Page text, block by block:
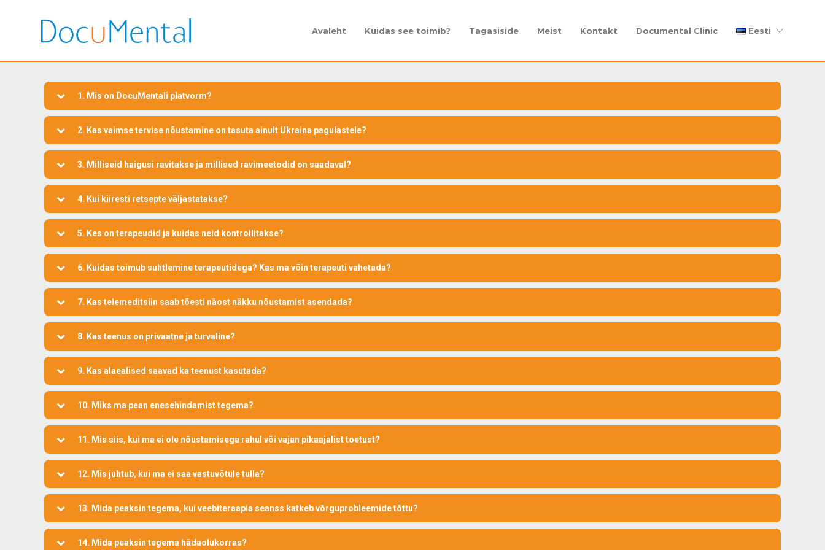
Avaleht Kuidas see toimib? Tagasiside Meist Kontakt Documental Clinic Eesti
1. Mis on DocuMentali platvorm?
2. Kas vaimse tervise nõustamine on tasuta ainult Ukraina pagulastele?
3. Milliseid haigusi ravitakse ja millised ravimeetodid on saadaval?
4. Kui kiiresti retsepte väljastatakse?
5. Kes on terapeudid ja kuidas neid kontrollitakse?
6. Kuidas toimub suhtlemine terapeutidega? Kas ma võin terapeuti vahetada?
7. Kas telemeditsiin saab tõesti näost näkku nõustamist asendada?
8. Kas teenus on privaatne ja turvaline?
9. Kas alaealised saavad ka teenust kasutada?
10. Miks ma pean enesehindamist tegema?
11. Mis siis, kui ma ei ole nõustamisega rahul või vajan pikaajalist toetust?
12. Mis juhtub, kui ma ei saa vastuvõtule tulla?
13. Mida peaksin tegema, kui veebiteraapia seanss katkeb võrguprobleemide tõttu?
14. Mida peaksin tegema hädaolukorras?